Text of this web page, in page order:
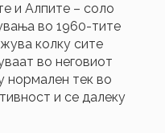
и Алпите – соло
во 1960-тите
колку сите
во неговиот
нормален тек во
и се далеку